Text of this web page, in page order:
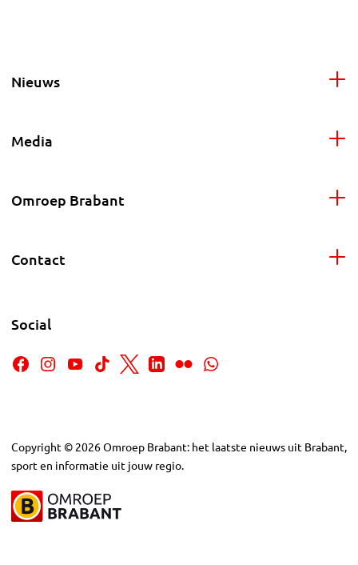
Nieuws
Media
Omroep Brabant
Contact
Social
Copyright © 2026Omroep Brabant: het laatste nieuws uit Brabant,
sport en informatie uit jouw regio.